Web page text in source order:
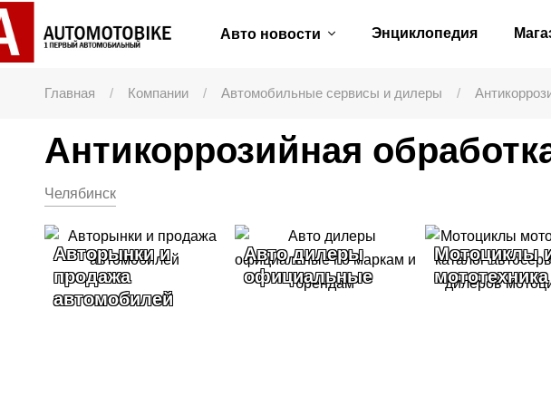
Авто новости Энциклопедия
Главная Компании Автомобильные сервисы и дилеры
Антикоррозийная
Челябинск
Авторынки и
продажа
автомобилей
Авто дилеры
официальные
Мотоциклы
мототехника